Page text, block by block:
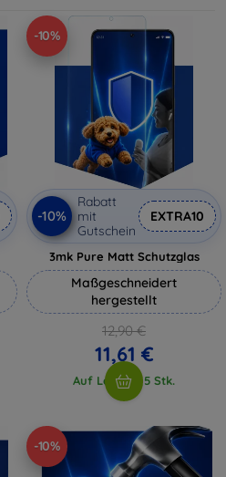
-10%
-10%
Rabatt
mit
Gutschein
EXTRA10
3mk Pure Matt Schutzglas
Maßgeschneidert
hergestellt
12,90 €
11,61 €
Auf Lager > 5 Stk.
-10%